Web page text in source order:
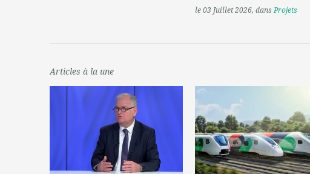
le 03 Juillet 2026, dansProjets
Articles à la une